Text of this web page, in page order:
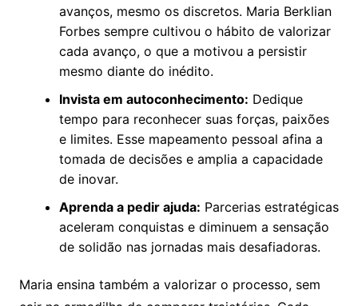
avanços, mesmo os discretos. Maria Berklian
Forbes sempre cultivou o hábito de valorizar
cada avanço, o que a motivou a persistir
mesmo diante do inédito.
Invista em autoconhecimento: Dedique
tempo para reconhecer suas forças, paixões
e limites. Esse mapeamento pessoal afina a
tomada de decisões e amplia a capacidade
de inovar.
Aprenda a pedir ajuda: Parcerias estratégicas
aceleram conquistas e diminuem a sensação
de solidão nas jornadas mais desafiadoras.
Maria ensina também a valorizar o processo, sem